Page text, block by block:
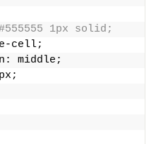
1px solid;
cell;
middle;